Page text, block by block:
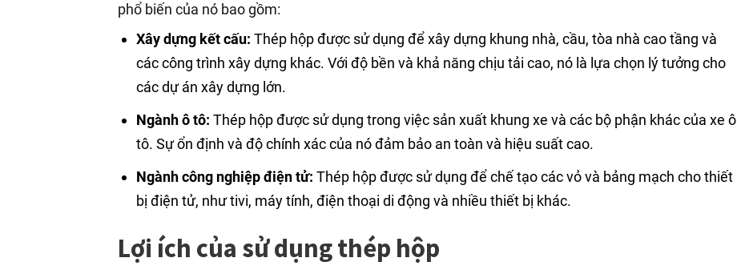
phổ biến của nó bao gồm:
Xây dựng kết cấu: Thép hộp được sử dụng để xây dựng khung nhà, cầu, tòa nhà cao tầng và
các công trình xây dựng khác. Với độ bền và khả năng chịu tải cao, nó là lựa chọn lý tưởng cho
các dự án xây dựng lớn.
Ngành ô tô: Thép hộp được sử dụng trong việc sản xuất khung xe và các bộ phận khác của xe ô
tô. Sự ổn định và độ chính xác của nó đảm bảo an toàn và hiệu suất cao.
Ngành công nghiệp điện tử: Thép hộp được sử dụng để chế tạo các vỏ và bảng mạch cho thiết
bị điện tử, như tivi, máy tính, điện thoại di động và nhiều thiết bị khác.
Lợi ích của sử dụng thép hộp